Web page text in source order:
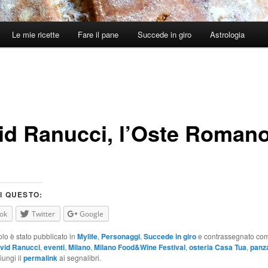
Le mie ricette Fare il pane Succede in giro Astrologia
Ranucci, l’Oste
QUESTO:
Twitter Google
è stato pubblicato in Mylife, Personaggi, Succede in giroe contrassegnato
Ranucci, eventi, Milano, Milano Food&Wine Festival, osteria Casa Tua,
il permalink ai segnalibri.